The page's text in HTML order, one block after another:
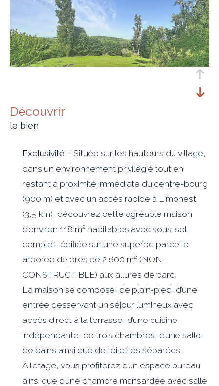
découvrir
le bien
Exclusivité – Située sur les hauteurs du village,
dans un environnement privilégié tout en
restant à proximité immédiate du centre-bourg
(900 m) et avec un accès rapide à Limonest
(3,5 km), découvrez cette agréable maison
d’environ 118 m² habitables avec sous-sol
complet, édifiée sur une superbe parcelle
arborée de près de 2 800 m² (NON
CONSTRUCTIBLE) aux allures de parc.
La maison se compose, de plain-pied, d’une
entrée desservant un séjour lumineux avec
accès direct à la terrasse, d’une cuisine
indépendante, de trois chambres, d’une salle
de bains ainsi que de toilettes séparées.
À l’étage, vous profiterez d’un espace bureau
ainsi que d’une chambre mansardée avec salle